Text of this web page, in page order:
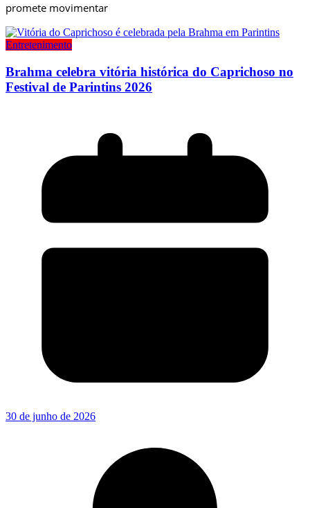
promete movimentar
Entretenimento
Brahma celebra vitória histórica do Caprichoso no
Festival de Parintins 2026
30 de junho de 2026